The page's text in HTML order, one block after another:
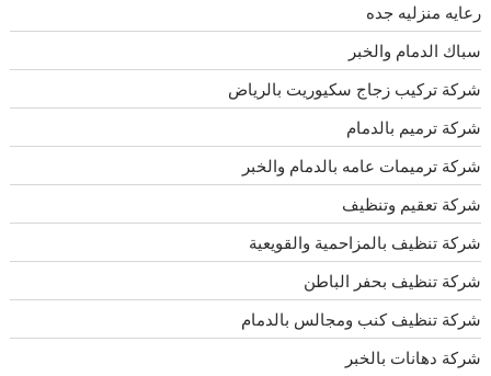
رعايه منزليه جده
سباك الدمام والخبر
شركة تركيب زجاج سكيوريت بالرياض
شركة ترميم بالدمام
شركة ترميمات عامه بالدمام والخبر
شركة تعقيم وتنظيف
شركة تنظيف بالمزاحمية والقويعية
شركة تنظيف بحفر الباطن
شركة تنظيف كنب ومجالس بالدمام
شركة دهانات بالخبر